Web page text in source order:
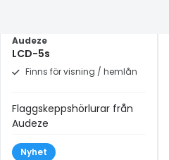
Audeze
LCD-5s
Finns för visning / hemlån
Flaggskeppshörlurar från
Audeze
Nyhet